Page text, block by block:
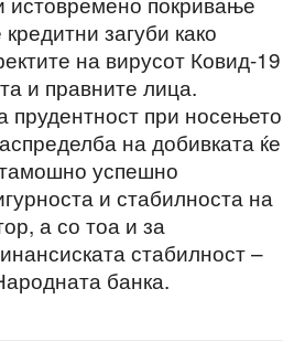
загуби како
на вирусот Ковид-19
и правните лица.
прудентност при носењето
на добивката ќе
успешно
и стабилноста на
а со тоа и за
стабилност –
банка.